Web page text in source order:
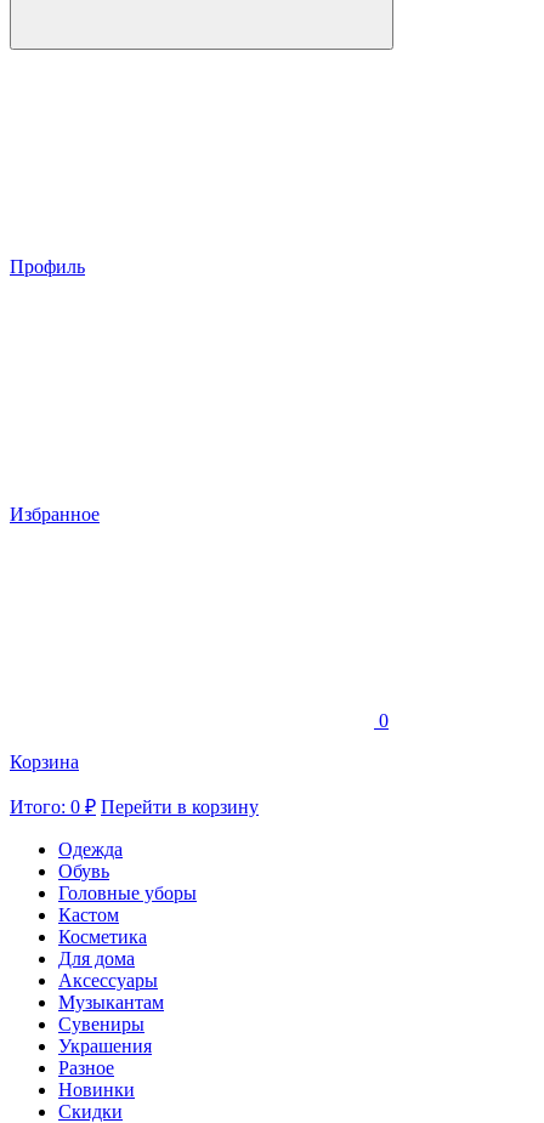
Профиль
Избранное
0
Корзина
Итого: 0 ₽ Перейти в корзину
Одежда
Обувь
Головные уборы
Кастом
Косметика
Для дома
Аксессуары
Музыкантам
Сувениры
Украшения
Разное
Новинки
Скидки